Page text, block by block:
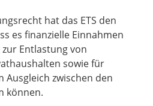
hat das ETS den
es finanzielle Einnahmen
Entlastung von
sowie für
zwischen den
können.